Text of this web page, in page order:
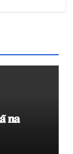
𝐧𝐚